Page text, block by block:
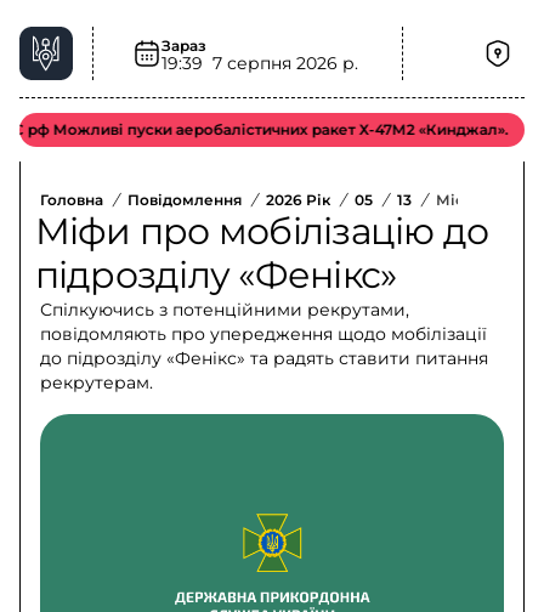
Зараз
19:39 7 серпня 2026 р.
Можливі пуски аеробалістичних ракет Х-47М2 «Кинджал».
Головна / Повідомлення / 2026 Рік / 05 / 13 / Міфи Про
Міфи про мобілізацію до
підрозділу «Фенікс»
Спілкуючись з потенційними рекрутами,
повідомляють про упередження щодо мобілізації
до підрозділу «Фенікс» та радять ставити питання
рекрутерам.